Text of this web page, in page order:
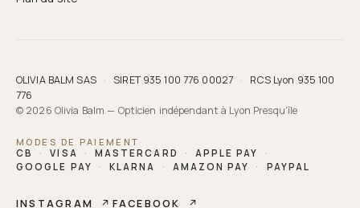
OLIVIA BALM SAS · SIRET 935 100 776 00027 ·
RCS Lyon 935 100
776
© 2026 Olivia Balm — Opticien indépendant à Lyon Presqu'île
MODES DE PAIEMENT
CB
· VISA · MASTERCARD · APPLE PAY
·
GOOGLE PAY
· KLARNA · AMAZON PAY · PAYPAL
INSTAGRAM ↗ FACEBOOK ↗